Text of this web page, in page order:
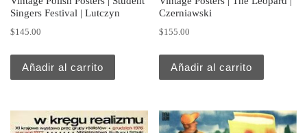
Singers Festival | Lutczyn
$145.00
Añadir al carrito
Czerniawski
$155.00
Añadir al carrito